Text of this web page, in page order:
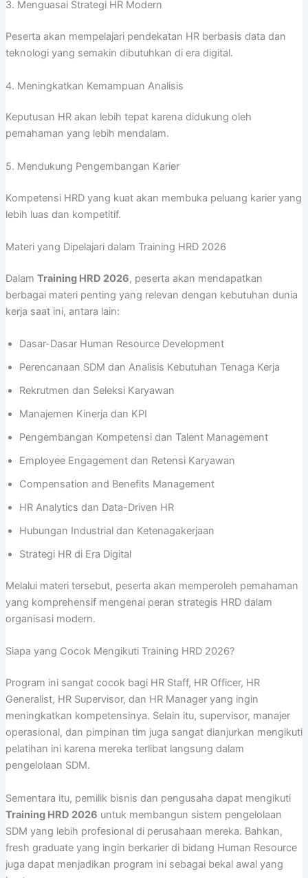
3. Menguasai Strategi HR Modern
Peserta akan mempelajari pendekatan HR berbasis data dan
teknologi yang semakin dibutuhkan di era digital.
4. Meningkatkan Kemampuan Analisis
Keputusan HR akan lebih tepat karena didukung oleh
pemahaman yang lebih mendalam.
5. Mendukung Pengembangan Karier
Kompetensi HRD yang kuat akan membuka peluang karier yang
lebih luas dan kompetitif.
Materi yang Dipelajari dalam Training HRD 2026
Dalam Training HRD 2026, peserta akan mendapatkan
berbagai materi penting yang relevan dengan kebutuhan dunia
kerja saat ini, antara lain:
Dasar-Dasar Human Resource Development
Perencanaan SDM dan Analisis Kebutuhan Tenaga Kerja
Rekrutmen dan Seleksi Karyawan
Manajemen Kinerja dan KPI
Pengembangan Kompetensi dan Talent Management
Employee Engagement dan Retensi Karyawan
Compensation and Benefits Management
HR Analytics dan Data-Driven HR
Hubungan Industrial dan Ketenagakerjaan
Strategi HR di Era Digital
Melalui materi tersebut, peserta akan memperoleh pemahaman
yang komprehensif mengenai peran strategis HRD dalam
organisasi modern.
Siapa yang Cocok Mengikuti Training HRD 2026?
Program ini sangat cocok bagi HR Staff, HR Officer, HR
Generalist, HR Supervisor, dan HR Manager yang ingin
meningkatkan kompetensinya. Selain itu, supervisor, manajer
operasional, dan pimpinan tim juga sangat dianjurkan mengikuti
pelatihan ini karena mereka terlibat langsung dalam
pengelolaan SDM.
Sementara itu, pemilik bisnis dan pengusaha dapat mengikuti
Training HRD 2026 untuk membangun sistem pengelolaan
SDM yang lebih profesional di perusahaan mereka. Bahkan,
fresh graduate yang ingin berkarier di bidang Human Resource
juga dapat menjadikan program ini sebagai bekal awal yang